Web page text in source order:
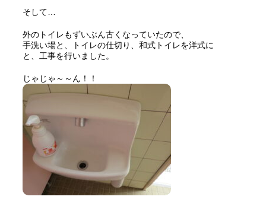
そして…
外のトイレもずいぶん古くなっていたので、
手洗い場と、トイレの仕切り、和式トイレを洋式に
と、工事を行いました。
じゃじゃ～～ん！！